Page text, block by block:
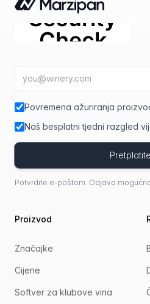
E-mail adresa
Povremena ažuriranja
Naš besplatni tjedni razgled
Potvrdite e-poštom. Odjava
Proizvod
Značajke
Cijene
Softver za klubove vina